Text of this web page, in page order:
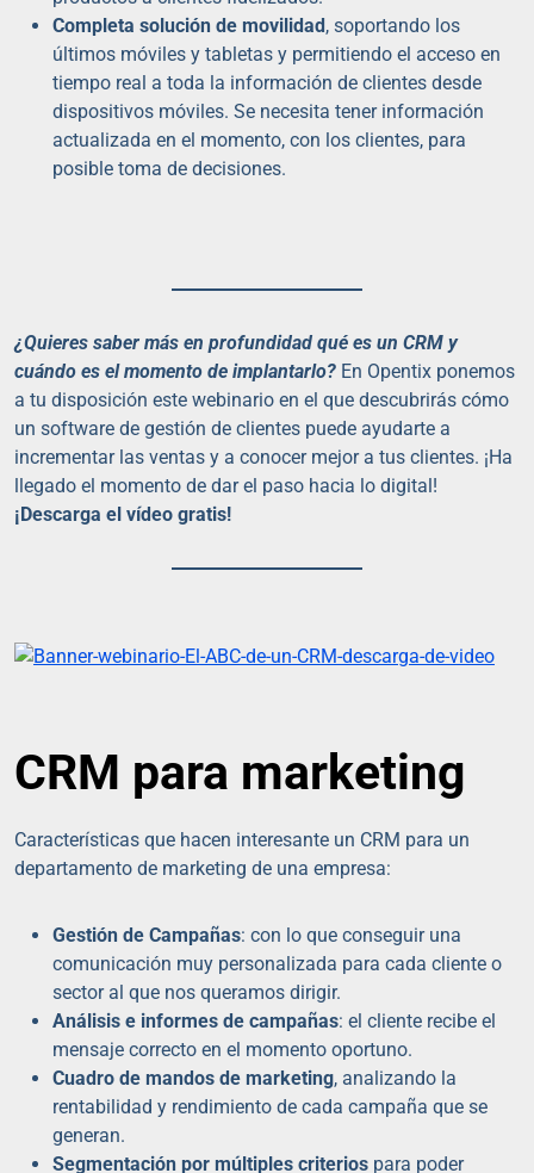
Completa solución de movilidad, soportando los
últimos móviles y tabletas y permitiendo el acceso en
tiempo real a toda la información de clientes desde
dispositivos móviles. Se necesita tener información
actualizada en el momento, con los clientes, para
posible toma de decisiones.
¿Quieres saber más en profundidad qué es un CRM y
cuándo es el momento de implantarlo? En Opentix ponemos
a tu disposición este webinario en el que descubrirás cómo
un software de gestión de clientes puede ayudarte a
incrementar las ventas y a conocer mejor a tus clientes. ¡Ha
llegado el momento de dar el paso hacia lo digital!
¡Descarga el vídeo gratis!
CRM para marketing
Características que hacen interesante un CRM para un
departamento de marketing de una empresa:
Gestión de Campañas: con lo que conseguir una
comunicación muy personalizada para cada cliente o
sector al que nos queramos dirigir.
Análisis e informes de campañas: el cliente recibe el
mensaje correcto en el momento oportuno.
Cuadro de mandos de marketing, analizando la
rentabilidad y rendimiento de cada campaña que se
generan.
Segmentación por múltiples criterios para poder